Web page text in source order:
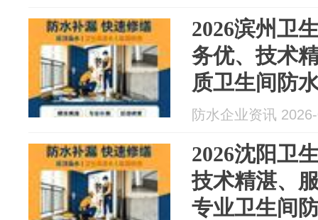
2026滨州卫
务优、技术
质卫生间防
月防水最新
防水企业资讯
2026沈阳卫
技术精湛、
专业卫生间